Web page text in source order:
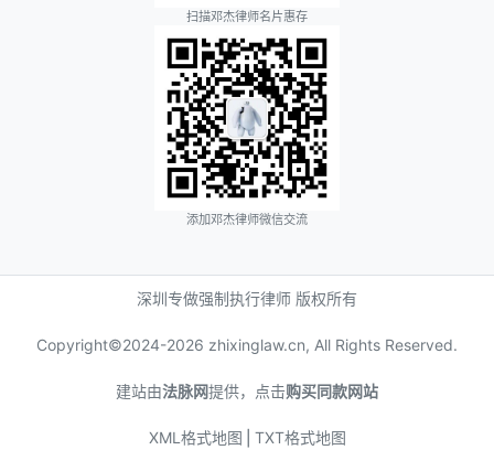
扫描邓杰律师名片惠存
添加邓杰律师微信交流
深圳专做强制执行律师 版权所有
Copyright©2024-2026 zhixinglaw.cn, All Rights Reserved.
建站由法脉网提供，点击购买同款网站
XML格式地图 TXT格式地图